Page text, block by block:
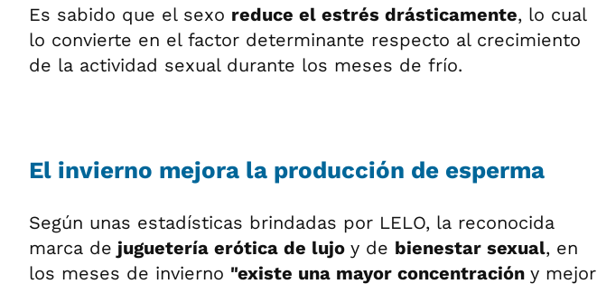
Es sabido que el sexo reduce el estrés drásticamente, lo cual
lo convierte en el factor determinante respecto al crecimiento
de la actividad sexual durante los meses de frío.
El invierno mejora la producción de esperma
Según unas estadísticas brindadas por LELO, la reconocida
marca de juguetería erótica de lujo y de bienestar sexual, en
los meses de invierno "existe una mayor concentración y mejor